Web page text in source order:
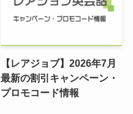
【レアジョブ】2026年7月
最新の割引キャンペーン・
プロモコード情報